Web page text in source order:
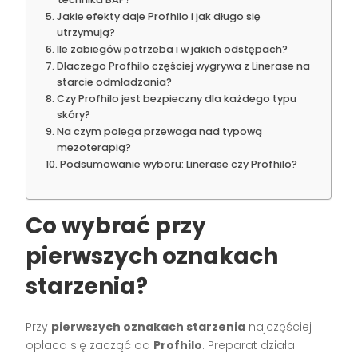
Jakie efekty daje Profhilo i jak długo się
utrzymują?
Ile zabiegów potrzeba i w jakich odstępach?
Dlaczego Profhilo częściej wygrywa z Linerase na
starcie odmładzania?
Czy Profhilo jest bezpieczny dla każdego typu
skóry?
Na czym polega przewaga nad typową
mezoterapią?
Podsumowanie wyboru: Linerase czy Profhilo?
Co wybrać przy
pierwszych oznakach
starzenia?
Przy pierwszych oznakach starzenia najczęściej
opłaca się zacząć od Profhilo. Preparat działa